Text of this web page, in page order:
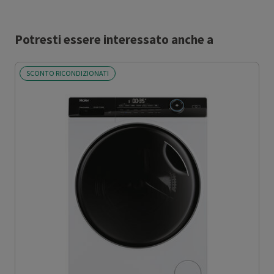
Potresti essere interessato anche a
SCONTO RICONDIZIONATI